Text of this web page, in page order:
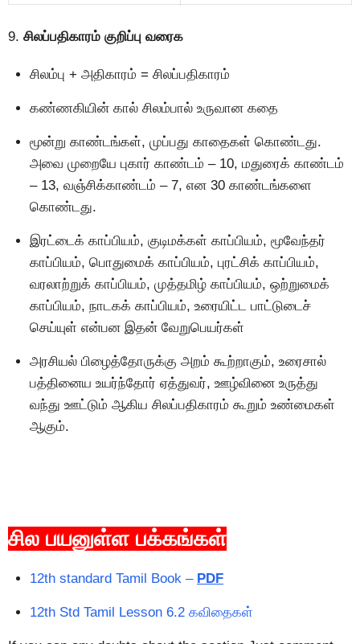
9. சிலப்பதிகாரம் குறிப்பு வரைக
சிலம்பு + அதிகாரம் = சிலப்பதிகாரம்
கண்ணகியின் கால் சிலம்பால் உருவான கதை
மூன்று காண்டங்கள், முப்பது காதைகள் கொண்டது.
அவை முறையே புகார் காண்டம் – 10, மதுரைக் காண்டம்
– 13, வஞ்சிக்காண்டம் – 7, என 30 காண்டங்களை
கொண்டது.
இரட்டைக் காப்பியம், குடிமக்கள் காப்பியம், மூவேந்தர்
காப்பியம், பொதுமைக் காப்பியம், புரட்சிக் காப்பியம்,
வரலாற்றுக் காப்பியம், முத்தமிழ் காப்பியம், ஒற்றுமைக்
காப்பியம், நாடகக் காப்பியம், உரையிட்ட பாட்டுடைச்
செய்யுள் என்பன இதன் வேறுபெயர்கள்
அரசியல் பிழைத்தோருக்கு அறம் கூற்றாகும், உரைசால்
பத்தினைய உயர்ந்தோர் ஏத்துவர், ஊழ்வினை உருத்து
வந்து ஊட்டும் ஆகிய சிலப்பதிகாரம் கூறும் உண்மைகள்
ஆகும்.
சில பயனுள்ள பக்கங்கள்
12th standard Tamil Book – PDF
12th Std Tamil Lesson 6.2 கவிதைகள்